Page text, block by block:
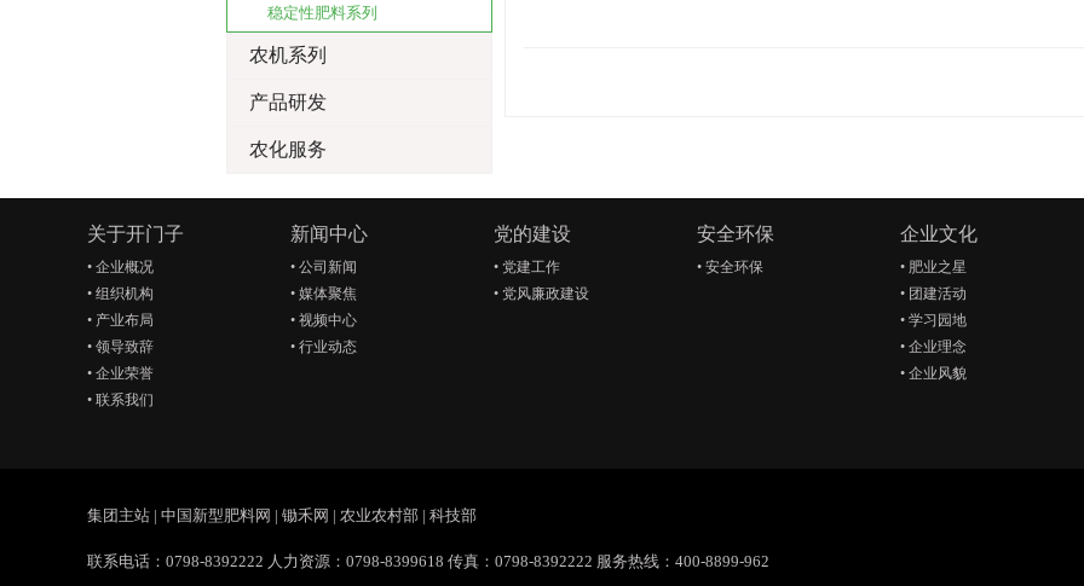
稳定性肥料系列
农机系列
产品研发
农化服务
关于开门子
• 企业概况
• 组织机构
• 产业布局
• 领导致辞
• 企业荣誉
• 联系我们
新闻中心
• 公司新闻
• 媒体聚焦
• 视频中心
• 行业动态
党的建设
• 党建工作
• 党风廉政建设
安全环保
• 安全环保
企业文化
• 肥业之星
• 团建活动
• 学习园地
• 企业理念
• 企业风貌
集团主站 | 中国新型肥料网 | 锄禾网 | 农业农村部 | 科技部
联系电话：0798-8392222 人力资源：0798-8399618 传真：0798-8392222 服务热线：400-8899-962